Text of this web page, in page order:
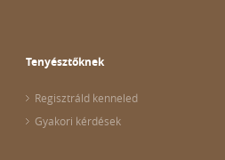
Tenyésztőknek
Regisztráld kenneled
Gyakori kérdések